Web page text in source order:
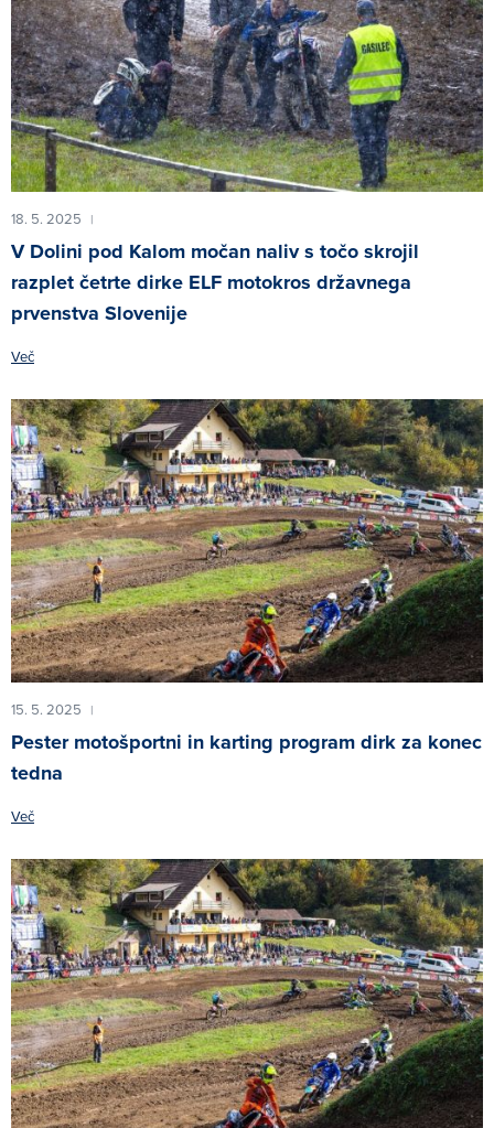
18. 5. 2025 |
V Dolini pod Kalom močan naliv s točo skrojil
razplet četrte dirke ELF motokros državnega
prvenstva Slovenije
Več
15. 5. 2025 |
Pester motošportni in karting program dirk za konec
tedna
Več